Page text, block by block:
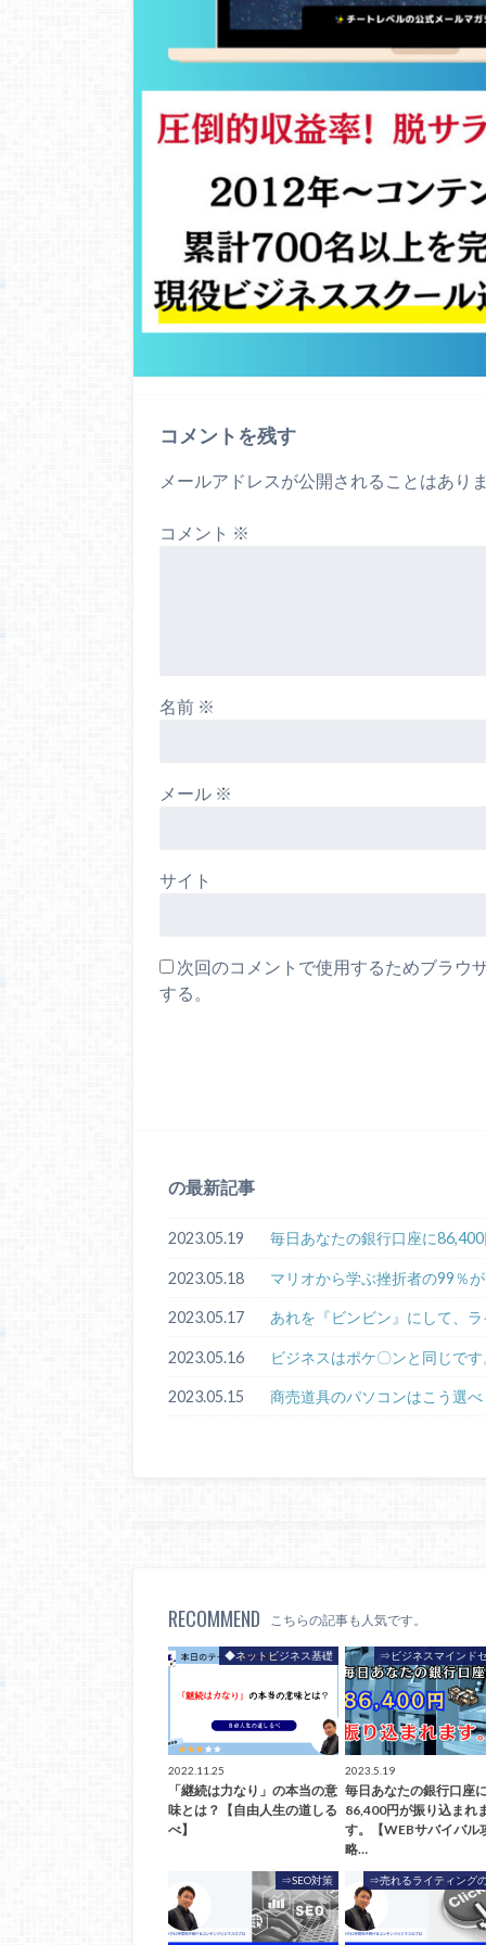
コメントを残す
メールアドレスが公開されることはあり
コメント ※
名前 ※
メール ※
サイト
次回のコメントで使用するためブラウ
する。
の最新記事
2023.05.19 毎日あなたの銀行口座に
2023.05.18 マリオから学ぶ挫折者の99％
2023.05.17 あれを『ビンビン』にして、
2023.05.16 ビジネスはポケ〇ンと同じで
2023.05.15 商売道具のパソコンはこう選
RECOMMEND こちらの記事も人気です。
◆ネットビジネス基礎
2022.11.25
「継続は力なり」の本当の意
味とは？【自由人生の道しる
べ】
⇒ビジネスマインド
2023.5.19
毎日あなたの銀行口座
86,400円が振り込まれ
す。【WEBサバイバル
略…
⇒SEO対策 ⇒売れるライティング